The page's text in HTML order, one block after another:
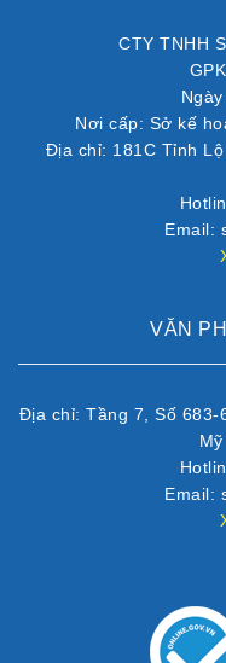
CTY TNHH
Nơi cấp: Sở kế
Địa chỉ: 181C Tỉnh
Email:
VĂN
Địa chỉ: Tầng 7, Số
Email: